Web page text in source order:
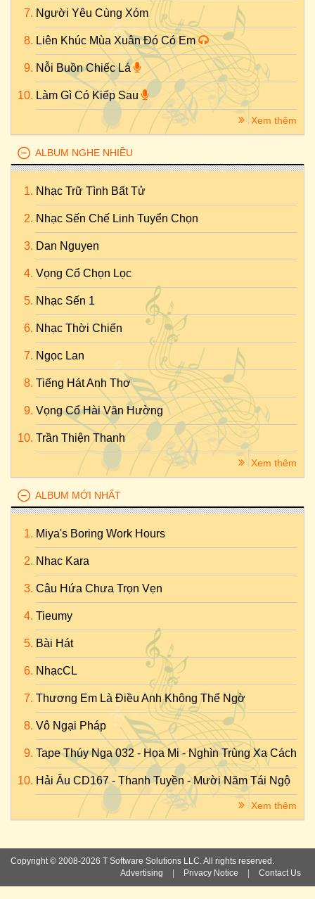
Người Yêu Cùng Xóm
Liên Khúc Mùa Xuân Đó Có Em
Nỗi Buồn Chiếc Lá
Làm Gì Có Kiếp Sau
Xem thêm
ALBUM NGHE NHIỀU
Nhạc Trữ Tình Bất Tử
Nhạc Sến Chế Linh Tuyển Chọn
Dan Nguyen
Vọng Cổ Chọn Lọc
Nhạc Sến 1
Nhạc Thời Chiến
Ngọc Lan
Tiếng Hát Anh Thơ
Vọng Cổ Hài Văn Hường
Trần Thiện Thanh
Xem thêm
ALBUM MỚI NHẤT
Miya's Boring Work Hours
Nhac Kara
Câu Hứa Chưa Trọn Vẹn
Tieumy
Bài Hát
NhạcCL
Thương Em Là Điều Anh Không Thể Ngờ
Vô Ngại Pháp
Tape Thúy Nga 032 - Họa Mi - Nghìn Trùng Xa Cách
Hải Âu CD167 - Thanh Tuyền - Mười Năm Tái Ngộ
Xem thêm
Copyright © 2008-2026 T Software Solutions LLC. All rights reserved.
Advertising
Privacy Notice Contact Us